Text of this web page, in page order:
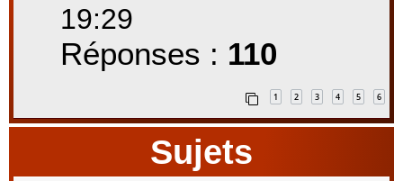
r
19:29
Réponses : 110
1 2 3 4 5 6
Sujets